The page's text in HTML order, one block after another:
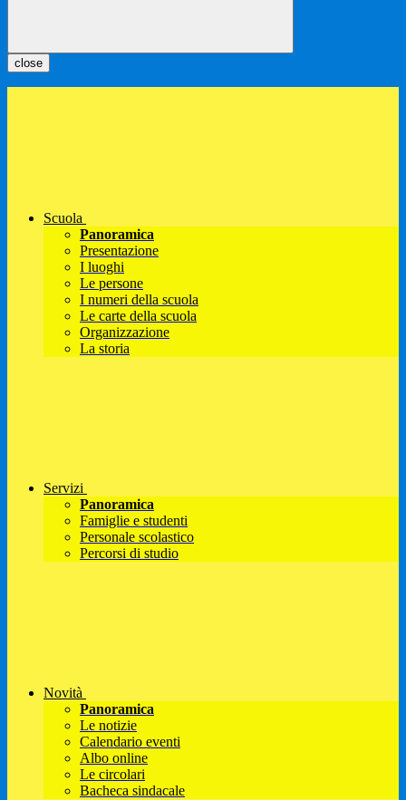
close
Scuola
Panoramica
Presentazione
I luoghi
Le persone
I numeri della scuola
Le carte della scuola
Organizzazione
La storia
Servizi
Panoramica
Famiglie e studenti
Personale scolastico
Percorsi di studio
Novità
Panoramica
Le notizie
Calendario eventi
Albo online
Le circolari
Bacheca sindacale